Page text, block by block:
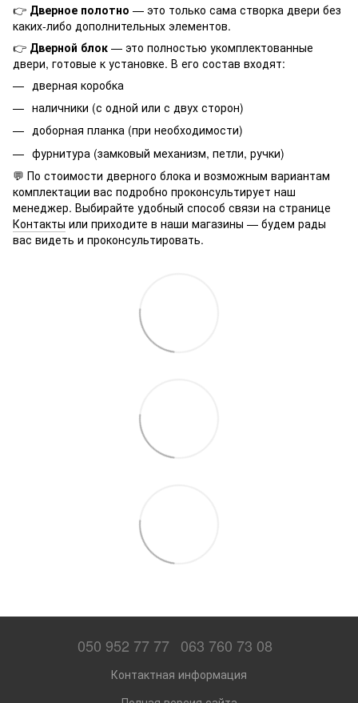
👉 Дверное полотно — это только сама створка двери без
каких-либо дополнительных элементов.
👉 Дверной блок — это полностью укомплектованные
двери, готовые к установке. В его состав входят:
дверная коробка
наличники (с одной или с двух сторон)
доборная планка (при необходимости)
фурнитура (замковый механизм, петли, ручки)
💬 По стоимости дверного блока и возможным вариантам
комплектации вас подробно проконсультирует наш
менеджер. Выбирайте удобный способ связи на странице
Контакты или приходите в наши магазины — будем рады
вас видеть и проконсультировать.
050 952 77 77 063 760 73 08
Контактная информация